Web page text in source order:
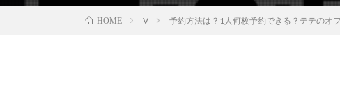
HOME V 予約方法は？1人何枚予約できる？テテのオ